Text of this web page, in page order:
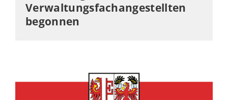
Verwaltungsfachangestellten
begonnen